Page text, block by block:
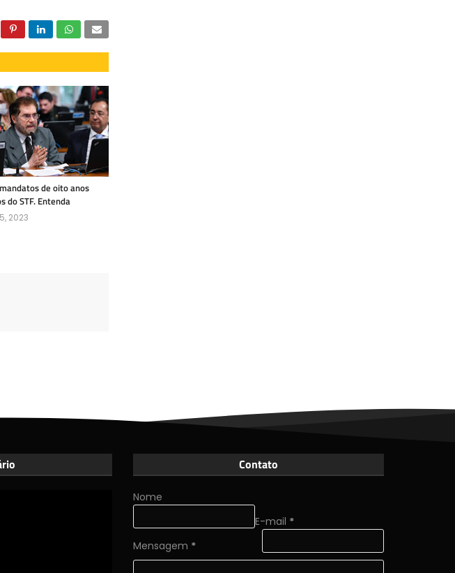
de oito anos
do STF. Entenda
2023
Contato
Nome
E-mail *
Mensagem *